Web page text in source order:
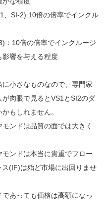
、SI-2):10倍の倍率でインクル
：10倍の倍率でインクルージ
影響を与える程度
小さなものなので、専門家
肉眼で見るとVS1とSI2のダ
もしれません。
ンドは品質の面では大きく
ンドは本当に貴重でフロー
(IF)は殆ど市場に出回りませ
あっても価格は高額になっ